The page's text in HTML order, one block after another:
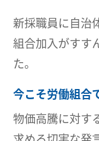
新採職員に自治
組合加入がすす
た。
今こそ労働組合
物価高騰に対す